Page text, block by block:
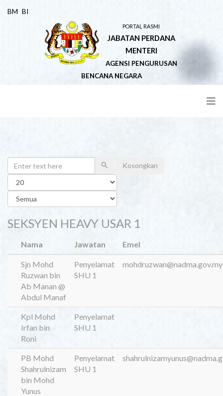
BM BI
PORTAL RASMI
JABATAN PERDANA
MENTERI
AGENSI PENGURUSAN
BENCANA NEGARA
Cari Kosongkan
Papar
#Kategori
SEKSYEN HEAVY USAR 1
Nama Jawatan Emel
Sjn Mohd
Ruzwan bin
Ab Manan @
Abdul Manaf
Penyelamat
SHU 1
mohdruzwan@nadma.gov.my
Kpl Mohd
Irfan bin
Roni
Penyelamat
SHU 1
PB Mohd
Shahrulnizam
bin Mohd
Yunus
Penyelamat
SHU 1